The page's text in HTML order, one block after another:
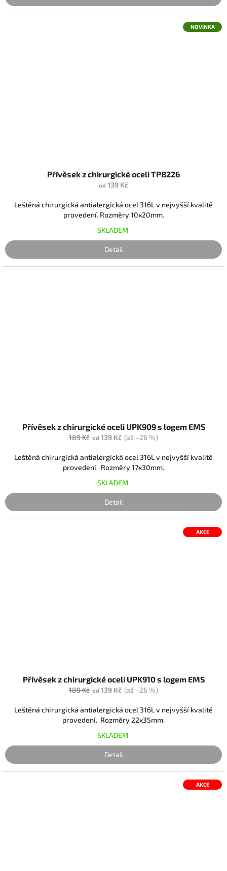
NOVINKA
Přívěsek z chirurgické oceli TPB226
od 139 Kč
Leštěná chirurgická antialergická ocel 316L v nejvyšší kvalitě
provedení. Rozměry 10x20mm.
SKLADEM
Detail
Přívěsek z chirurgické oceli UPK909 s logem EMS
189 Kč od 139 Kč (až –26 %)
Leštěná chirurgická antialergická ocel 316L v nejvyšší kvalitě
provedení. Rozměry 17x30mm.
SKLADEM
Detail
AKCE
Přívěsek z chirurgické oceli UPK910 s logem EMS
189 Kč od 139 Kč (až –26 %)
Leštěná chirurgická antialergická ocel 316L v nejvyšší kvalitě
provedení. Rozměry 22x35mm.
SKLADEM
Detail
AKCE